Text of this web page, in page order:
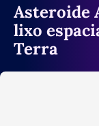
Asteroide
lixo
Terra